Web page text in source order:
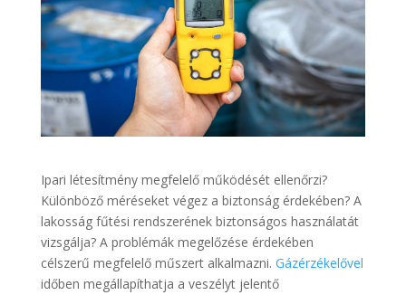
Ipari létesítmény megfelelő működését ellenőrzi?
Különböző méréseket végez a biztonság érdekében? A
lakosság fűtési rendszerének biztonságos használatát
vizsgálja? A problémák megelőzése érdekében
célszerű megfelelő műszert alkalmazni. Gázérzékelővel
időben megállapíthatja a veszélyt jelentő